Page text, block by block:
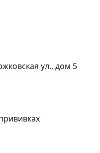
ул., дом 5